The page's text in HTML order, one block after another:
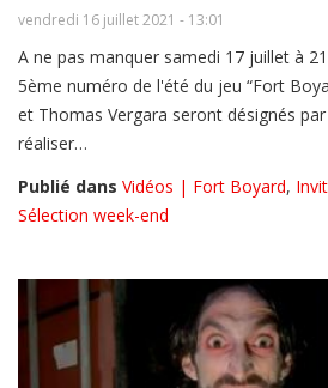
vendredi 16 juillet 2021 - 13:01
A ne pas manquer samedi 17 juillet à
5ème numéro de l'été du jeu “Fort
et Thomas Vergara seront désignés
réaliser…
Publié dans Vidéos | Fort Boyard,
Sélection week-end